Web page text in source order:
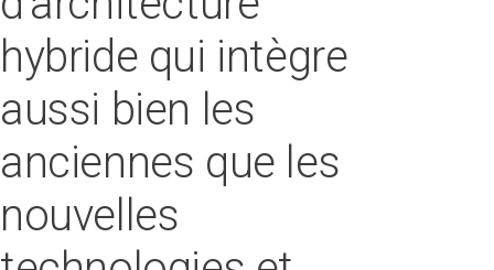
hybride qui intègre
aussi bien les
anciennes que les
nouvelles